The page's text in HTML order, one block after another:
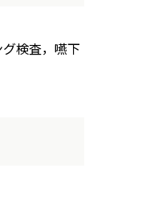
検査，嚥下